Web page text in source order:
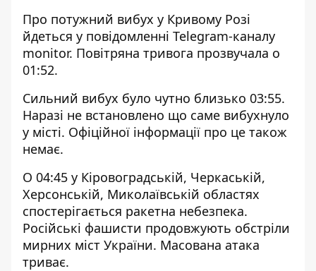
Про потужний вибух у Кривому Розі
йдеться у повідомленні Telegram-каналу
monitor. Повітряна тривога прозвучала о
01:52.
Сильний вибух було чутно близько 03:55.
Наразі не встановлено що саме вибухнуло
у місті. Офіційної інформації про це також
немає.
О 04:45 у Кіровоградській, Черкаській,
Херсонській, Миколаївській областях
спостерігається ракетна небезпека.
Російські фашисти продовжують обстріли
мирних міст України. Масована атака
триває.